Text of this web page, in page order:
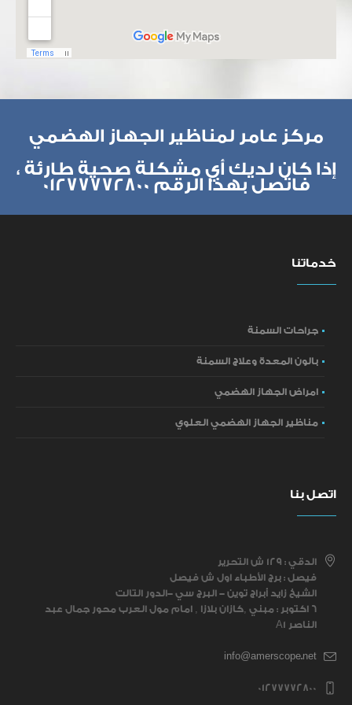
مركز عامر لمناظير الجهاز الهضمي
إذا كان لديك أي مشكلة صحية طارئة ،
فاتصل بهذا الرقم 01277772800
خدماتنا
جراحات السمنة
بالون المعدة وعلاج السمنة
امراض الجهاز الهضمي
مناظير الجهاز الهضمي العلوي
اتصل بنا
الدقي : ١٢٩ ش التحرير
فيصل : برج الأطباء اول ش فيصل
الشيخ زايد أبراج توين - البرج سي -الدور التالت
6 اكتوبر : مبني ,كازان بلازا , امام مول العرب محور جمال عبد
الناصر A1
info@amerscope.net
01277772800